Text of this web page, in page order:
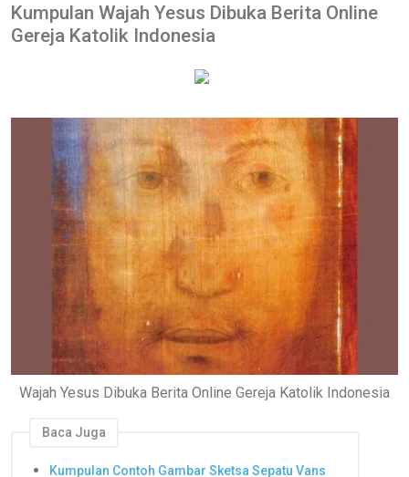
Kumpulan Wajah Yesus Dibuka Berita Online
Gereja Katolik Indonesia
Wajah Yesus Dibuka Berita Online Gereja Katolik Indonesia
Baca Juga
Kumpulan Contoh Gambar Sketsa Sepatu Vans